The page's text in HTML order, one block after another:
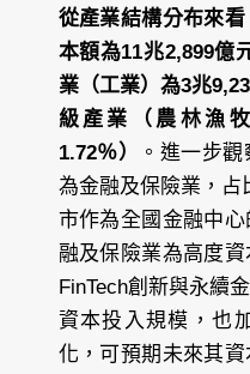
從產業結構分布來
本額為11兆2,899億
業（工業）為3兆
級產業（農林漁
1.72％）
。進一步
為金融及保險業，占
市作為全國金融中
融及保險業為高度
FinTech創新與永續
資本投入規模，也
化，可預期未來其